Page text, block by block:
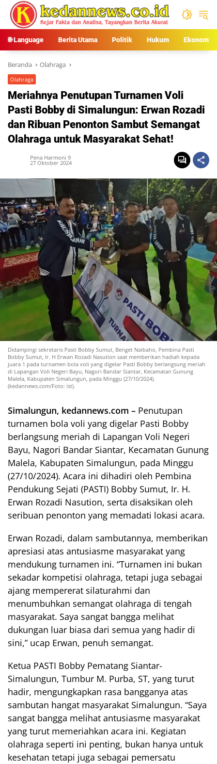
Langsung
konten
🌐 Language Berita Utama Politik Hukum Ekonomi
Beranda Olahraga
Olahraga
Meriahnya Penutupan Turnamen Voli
Pasti Bobby di Simalungun: Erwan Rozadi
dan Ribuan Penonton Sambut Semangat
Olahraga untuk Masyarakat Sehat!
Pena Harmoni 9
27 Oktober 2024
Didampingi sekretaris Pasti Bobby Sumut, Benget Naibaho, Pembina Pasti
Bobby Sumut, Ir. H Erwan Rozadi Nasution saat memberikan hadiah kepada
juara 1 pada turnamen bola voli yang digelar Pasti Bobby berlangsung meriah
di Lapangan Voli Negeri Bayu, Nagori Bandar Siantar, Kecamatan Gunung
Malela, Kabupaten Simalungun, pada Minggu (27/10/2024).
(kedannews.com/Foto: ist).
Simalungun, kedannews.com – Penutupan
turnamen bola voli yang digelar Pasti Bobby
berlangsung meriah di Lapangan Voli Negeri
Bayu, Nagori Bandar Siantar, Kecamatan Gunung
Malela, Kabupaten Simalungun, pada Minggu
(27/10/2024). Acara ini dihadiri oleh Pembina
Pendukung Sejati (PASTI) Bobby Sumut, Ir. H.
Erwan Rozadi Nasution, serta disaksikan oleh
seribuan penonton yang memadati lokasi acara.
Erwan Rozadi, dalam sambutannya, memberikan
apresiasi atas antusiasme masyarakat yang
mendukung turnamen ini. “Turnamen ini bukan
sekadar kompetisi olahraga, tetapi juga sebagai
ajang mempererat silaturahmi dan
menumbuhkan semangat olahraga di tengah
masyarakat. Saya sangat bangga melihat
dukungan luar biasa dari semua yang hadir di
sini,” ucap Erwan, penuh semangat.
Ketua PASTI Bobby Pematang Siantar-
Simalungun, Tumbur M. Purba, ST, yang turut
hadir, mengungkapkan rasa bangganya atas
sambutan hangat masyarakat Simalungun. “Saya
sangat bangga melihat antusiasme masyarakat
yang turut memeriahkan acara ini. Kegiatan
olahraga seperti ini penting, bukan hanya untuk
kesehatan tetapi juga sebagai pemersatu